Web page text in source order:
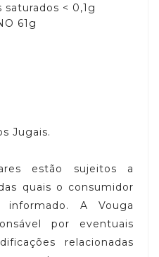
< 0,1g
61g
Jugais.
estão sujeitos a
quais o consumidor
informado. A Vouga
por eventuais
relacionadas